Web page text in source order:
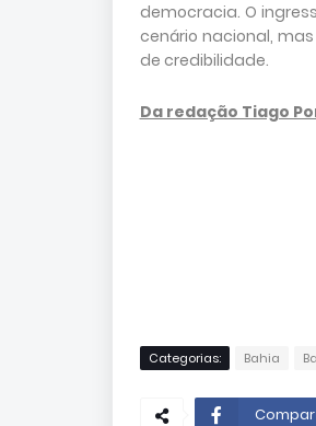
democracia. O
cenário nacional,
de credibilidade.
Da redação Tiago
Categorias: Bahia